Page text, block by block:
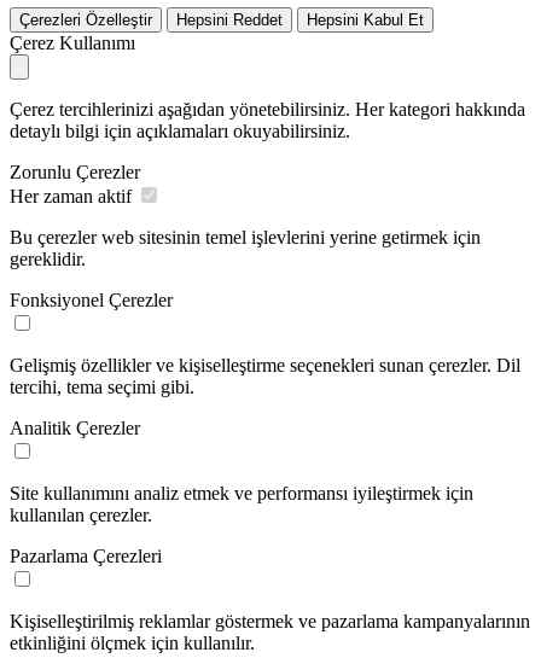
Çerezleri Özelleştir Hepsini Reddet Hepsini Kabul Et
Çerez Kullanımı
Çerez tercihlerinizi aşağıdan yönetebilirsiniz. Her kategori hakkında
detaylı bilgi için açıklamaları okuyabilirsiniz.
Zorunlu Çerezler
Her zaman aktif
Bu çerezler web sitesinin temel işlevlerini yerine getirmek için
gereklidir.
Fonksiyonel Çerezler
Gelişmiş özellikler ve kişiselleştirme seçenekleri sunan çerezler. Dil
tercihi, tema seçimi gibi.
Analitik Çerezler
Site kullanımını analiz etmek ve performansı iyileştirmek için
kullanılan çerezler.
Pazarlama Çerezleri
Kişiselleştirilmiş reklamlar göstermek ve pazarlama kampanyalarının
etkinliğini ölçmek için kullanılır.